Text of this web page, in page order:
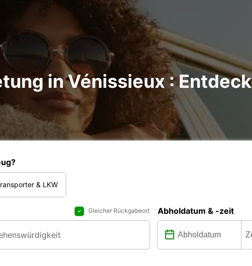
in Vénissieux :
& LKW
Gleicher Rückgabeort Abholdatum & -zeit